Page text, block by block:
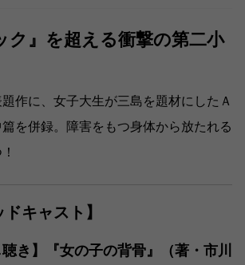
ク』を超える衝撃の第二小
作に、女子大生が三島を題材にしたＡ
を併録。障害をもつ身体から放たれる
ドキャスト】
聴き】『女の子の背骨』（著・市川